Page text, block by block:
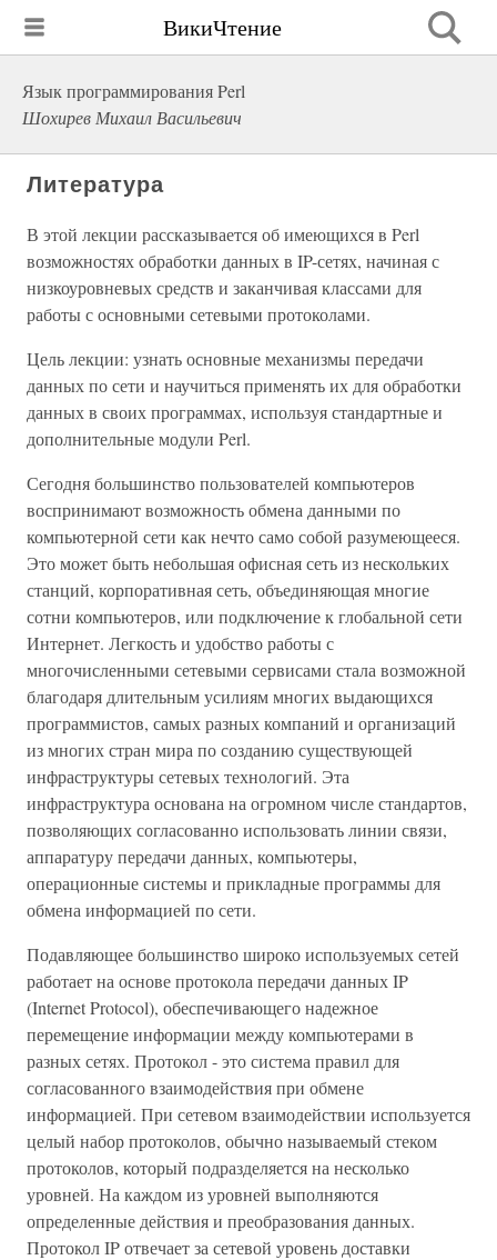
ВикиЧтение
Язык программирования Perl
Шохирев Михаил Васильевич
Литература
В этой лекции рассказывается об имеющихся в Perl
возможностях обработки данных в IP-сетях, начиная с
низкоуровневых средств и заканчивая классами для
работы с основными сетевыми протоколами.
Цель лекции: узнать основные механизмы передачи
данных по сети и научиться применять их для обработки
данных в своих программах, используя стандартные и
дополнительные модули Perl.
Сегодня большинство пользователей компьютеров
воспринимают возможность обмена данными по
компьютерной сети как нечто само собой разумеющееся.
Это может быть небольшая офисная сеть из нескольких
станций, корпоративная сеть, объединяющая многие
сотни компьютеров, или подключение к глобальной сети
Интернет. Легкость и удобство работы с
многочисленными сетевыми сервисами стала возможной
благодаря длительным усилиям многих выдающихся
программистов, самых разных компаний и организаций
из многих стран мира по созданию существующей
инфраструктуры сетевых технологий. Эта
инфраструктура основана на огромном числе стандартов,
позволяющих согласованно использовать линии связи,
аппаратуру передачи данных, компьютеры,
операционные системы и прикладные программы для
обмена информацией по сети.
Подавляющее большинство широко используемых сетей
работает на основе протокола передачи данных IP
(Internet Protocol), обеспечивающего надежное
перемещение информации между компьютерами в
разных сетях. Протокол - это система правил для
согласованного взаимодействия при обмене
информацией. При сетевом взаимодействии используется
целый набор протоколов, обычно называемый стеком
протоколов, который подразделяется на несколько
уровней. На каждом из уровней выполняются
определенные действия и преобразования данных.
Протокол IP отвечает за сетевой уровень доставки